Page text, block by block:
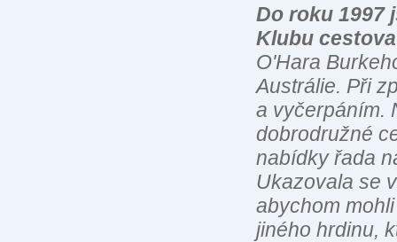
Do roku 1997
Klubu
O'Hara
Austrálie. Při
a vyčerpáním.
dobrodružné
nabídky řada
Ukazovala se
abychom
jiného hrdinu,